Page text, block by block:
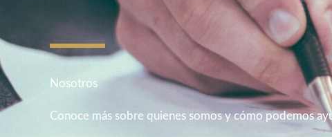
Nosotros
Conoce más sobre quienes somos y cómo podemos